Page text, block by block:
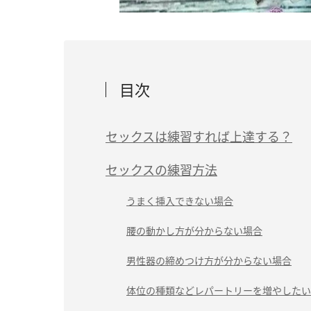
目次
セックスは練習すれば上達する？
セックスの練習方法
うまく挿入できない場合
腰の動かし方が分からない場合
男性器の締めつけ方が分からない場合
体位の種類などレパートリーを増やした